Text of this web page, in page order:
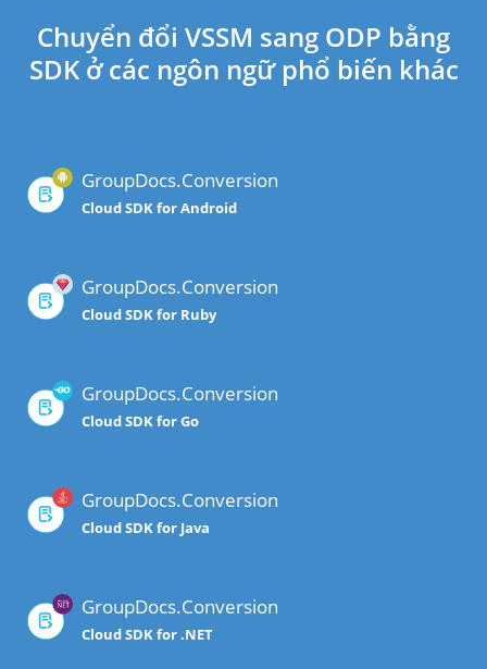
Chuyển đổi VSSM sang ODP bằng
SDK ở các ngôn ngữ phổ biến khác
GroupDocs.Conversion
Cloud SDK for Android
GroupDocs.Conversion
Cloud SDK for Ruby
GroupDocs.Conversion
Cloud SDK for Go
GroupDocs.Conversion
Cloud SDK for Java
GroupDocs.Conversion
Cloud SDK for .NET